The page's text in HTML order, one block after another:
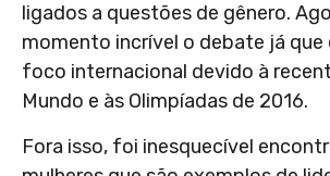
ligados a questões de gênero.
momento incrível o debate já
foco internacional devido à
Mundo e às Olimpíadas de 2016.
Fora isso, foi inesquecível